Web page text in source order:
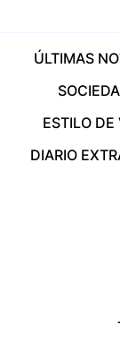
ÚLTIMAS
ESTILO DE
DIARIO